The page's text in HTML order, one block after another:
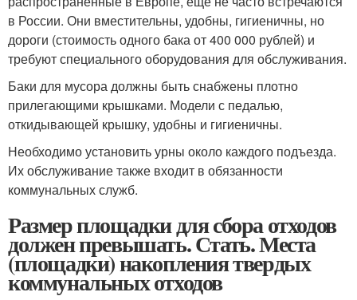
в России. Они вместительны, удобны, гигиеничны, но
дороги (стоимость одного бака от 400 000 рублей) и
требуют специального оборудования для обслуживания.
Баки для мусора должны быть снабжены плотно
прилегающими крышками. Модели с педалью,
откидывающей крышку, удобны и гигиеничны.
Необходимо установить урны около каждого подъезда.
Их обслуживание также входит в обязанности
коммунальных служб.
Размер площадки для сбора отходов
должен превышать. Стать. Места
(площадки) накопления твердых
коммунальных отходов